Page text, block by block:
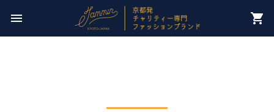
今週のチャリティー先は
【 NPO法人パレスチナ子どものキャンペーン 】
menu shopping_cart